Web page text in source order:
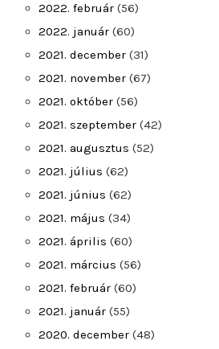
2022. február (56)
2022. január (60)
2021. december (31)
2021. november (67)
2021. október (56)
2021. szeptember (42)
2021. augusztus (52)
2021. július (62)
2021. június (62)
2021. május (34)
2021. április (60)
2021. március (56)
2021. február (60)
2021. január (55)
2020. december (48)